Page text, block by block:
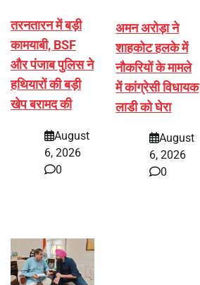
तरनतारन में बड़ी
कामयाबी, BSF
और पंजाब पुलिस ने
हथियारों की बड़ी
खेप बरामद की
August
6, 2026
0
अमन अरोड़ा ने
शाहकोट हलके में
नौकरियों के मामले
में कांग्रेसी विधायक
लाडी को घेरा
August
6, 2026
0